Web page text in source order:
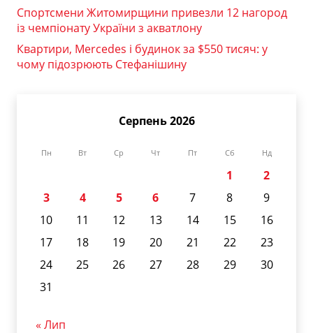
Спортсмени Житомирщини привезли 12 нагород
із чемпіонату України з акватлону
Квартири, Mercedes і будинок за $550 тисяч: у
чому підозрюють Стефанішину
Серпень 2026
Пн Вт Ср Чт Пт Сб Нд
1
2
3
4 5 6 7 8
9
10
11 12 13 14 15
16
17
18 19 20 21 22
23
24
25 26 27 28 29
30
31
« Лип